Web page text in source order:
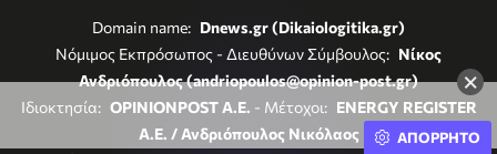
×
Domain name: Dnews.gr (Dikaiologitika.gr)
Νόμιμος Εκπρόσωπος - Διευθύνων Σύμβουλος: Νίκος
Ανδριόπουλος (andriopoulos@opinion-post.gr)
Ιδιοκτησία: OPINIONPOST A.E. - Μέτοχοι: ENERGY REGISTER
Α.Ε. / Ανδριόπουλος Νικόλαος
ΑΠΟΡΡΗΤΟ